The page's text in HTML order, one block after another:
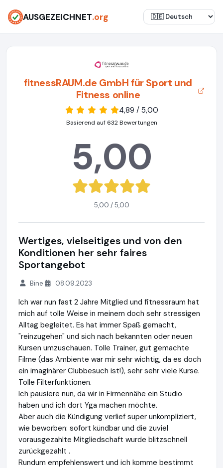
AUSGEZEICHNET.org
fitnessRAUM.de GmbH für Sport und
Fitness online
4,89 / 5,00
Basierend auf 632 Bewertungen
5,00
5,00 / 5,00
Wertiges, vielseitiges und von den
Konditionen her sehr faires
Sportangebot
Bine 08.09.2023
Ich war nun fast 2 Jahre Mitglied und fitnessraum hat
mich auf tolle Weise in meinem doch sehr stressigen
Alltag begleitet. Es hat immer Spaß gemacht,
"reinzugehen" und sich nach bekannten oder neuen
Kursen umzuschauen. Tolle Trainer, gut gemachte
Filme (das Ambiente war mir sehr wichtig, da es doch
ein imaginärer Clubbesuch ist!), sehr sehr viele Kurse.
Tolle Filterfunktionen.
Ich pausiere nun, da wir in Firmennähe ein Studio
haben und ich dort Yga machen möchte.
Aber auch die Kündigung verlief super unkompliziert,
wie beworben: sofort kündbar und die zuviel
vorausgezahlte Mitgliedschaft wurde blitzschnell
zurückgezahlt .
Rundum empfehlenswert und ich komme bestimmt